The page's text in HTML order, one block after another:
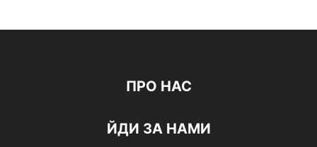
ПРО НАС
ЙДИ ЗА НАМИ